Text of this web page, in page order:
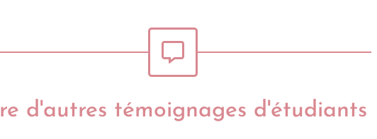
d'autres témoignages d'étudiants